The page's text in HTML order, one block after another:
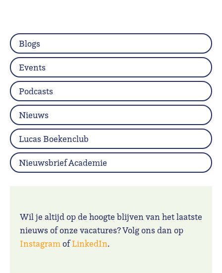
Wil je altijd op de hoogte blijven van het laatste
nieuws of onze vacatures? Volg ons dan op
Instagram ofLinkedIn.
Blogs
Events
Podcasts
Nieuws
Lucas Boekenclub
Nieuwsbrief Academie